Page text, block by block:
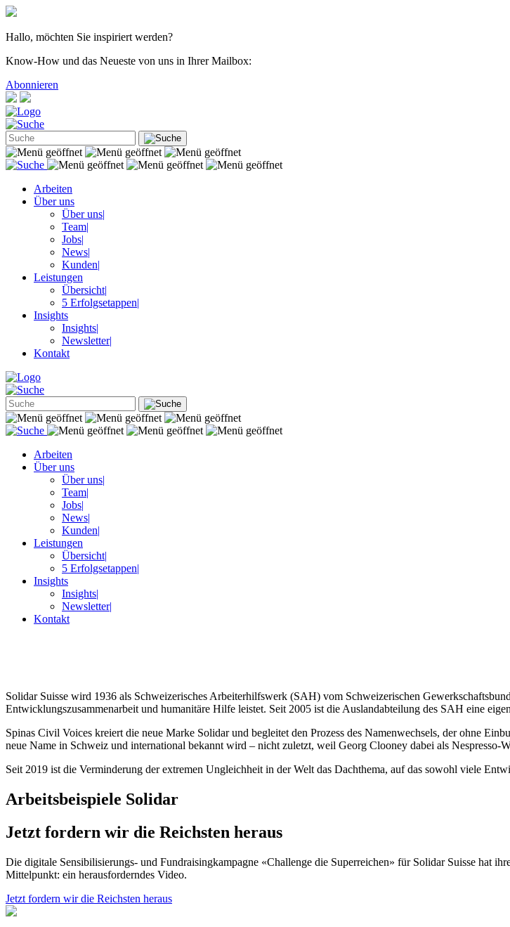
Hallo, möchten Sie inspiriert werden?
Know-How und das Neueste von uns in Ihrer Mailbox:
Abonnieren
Arbeiten
Über uns
Über uns|
Team|
Jobs|
News|
Kunden|
Leistungen
Übersicht|
5 Erfolgsetappen|
Insights
Insights|
Newsletter|
Kontakt
Arbeiten
Über uns
Über uns|
Team|
Jobs|
News|
Kunden|
Leistungen
Übersicht|
5 Erfolgsetappen|
Insights
Insights|
Newsletter|
Kontakt
Solidar Suisse wird 1936 als Schweizerisches Arbeiterhilfswerk (SAH) vom Schweizerischen
Entwicklungszusammenarbeit und humanitäre Hilfe leistet. Seit 2005 ist die Auslandabteilung des SAH eine
Spinas Civil Voices kreiert die neue Marke Solidar und begleitet den Prozess des Namenwechsels, der ohne
neue Name in Schweiz und international bekannt wird – nicht zuletzt, weil Georg Clooney dabei als Nespresso-
Seit 2019 ist die Verminderung der extremen Ungleichheit in der Welt das Dachthema, auf das sowohl viele
Arbeitsbeispiele Solidar
Jetzt fordern wir die Reichsten heraus
Die digitale Sensibilisierungs- und Fundraisingkampagne «Challenge die Superreichen» für Solidar Suisse hat
Mittelpunkt: ein herausforderndes Video.
Jetzt fordern wir die Reichsten heraus